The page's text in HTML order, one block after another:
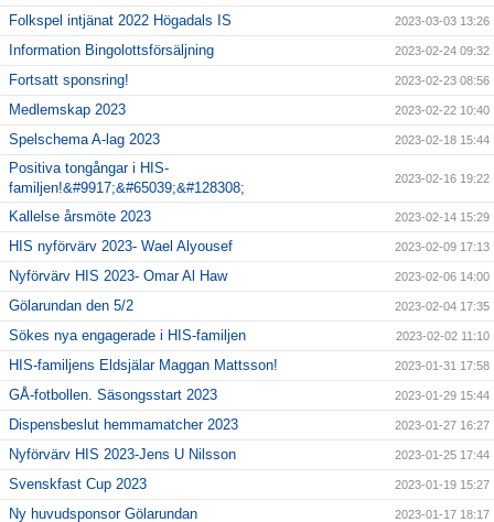
Folkspel intjänat 2022 Högadals IS 2023-03-03 13:26
Information Bingolottsförsäljning 2023-02-24 09:32
Fortsatt sponsring! 2023-02-23 08:56
Medlemskap 2023 2023-02-22 10:40
Spelschema A-lag 2023 2023-02-18 15:44
Positiva tongångar i HIS-
familjen!&#9917;&#65039;&#128308;
2023-02-16 19:22
Kallelse årsmöte 2023 2023-02-14 15:29
HIS nyförvärv 2023- Wael Alyousef 2023-02-09 17:13
Nyförvärv HIS 2023- Omar Al Haw 2023-02-06 14:00
Gölarundan den 5/2 2023-02-04 17:35
Sökes nya engagerade i HIS-familjen 2023-02-02 11:10
HIS-familjens Eldsjälar Maggan Mattsson! 2023-01-31 17:58
GÅ-fotbollen. Säsongsstart 2023 2023-01-29 15:44
Dispensbeslut hemmamatcher 2023 2023-01-27 16:27
Nyförvärv HIS 2023-Jens U Nilsson 2023-01-25 17:44
Svenskfast Cup 2023 2023-01-19 15:27
Ny huvudsponsor Gölarundan 2023-01-17 18:17